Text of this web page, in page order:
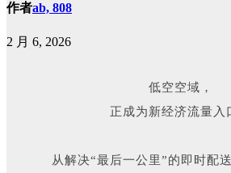
作者ab, 808
2 月 6, 2026
低空空域，
正成为新经济流量入
从解决“最后一公里”的即时配